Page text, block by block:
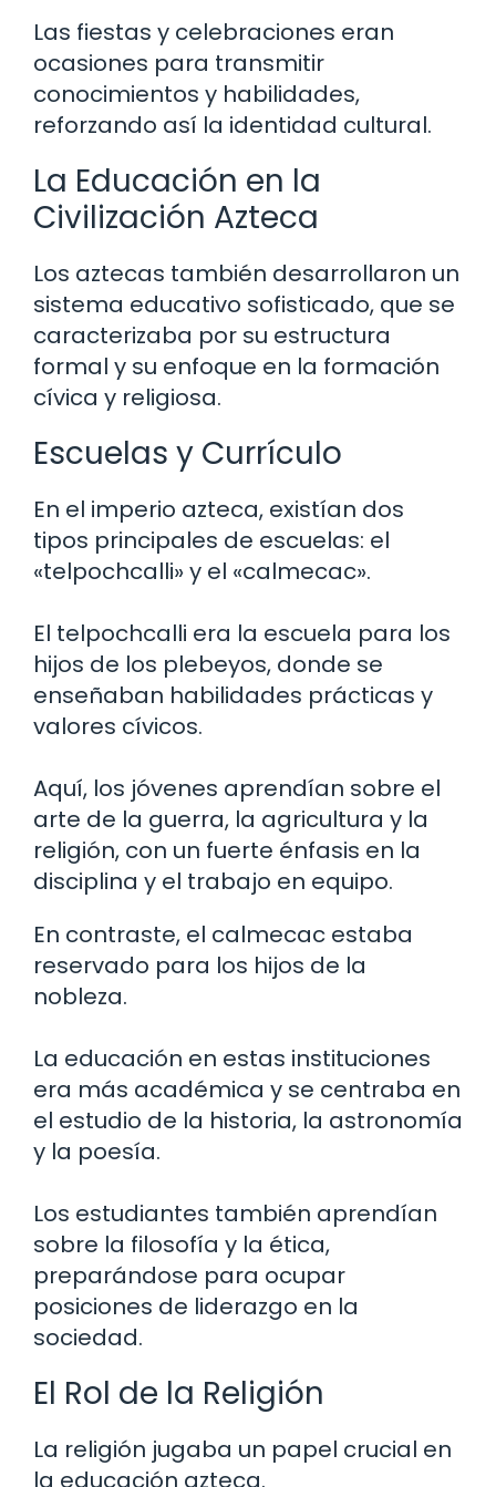
Las fiestas y celebraciones eran
ocasiones para transmitir
conocimientos y habilidades,
reforzando así la identidad cultural.
La Educación en la
Civilización Azteca
Los aztecas también desarrollaron un
sistema educativo sofisticado, que se
caracterizaba por su estructura
formal y su enfoque en la formación
cívica y religiosa.
Escuelas y Currículo
En el imperio azteca, existían dos
tipos principales de escuelas: el
«telpochcalli» y el «calmecac».
El telpochcalli era la escuela para los
hijos de los plebeyos, donde se
enseñaban habilidades prácticas y
valores cívicos.
Aquí, los jóvenes aprendían sobre el
arte de la guerra, la agricultura y la
religión, con un fuerte énfasis en la
disciplina y el trabajo en equipo.
En contraste, el calmecac estaba
reservado para los hijos de la
nobleza.
La educación en estas instituciones
era más académica y se centraba en
el estudio de la historia, la astronomía
y la poesía.
Los estudiantes también aprendían
sobre la filosofía y la ética,
preparándose para ocupar
posiciones de liderazgo en la
sociedad.
El Rol de la Religión
La religión jugaba un papel crucial en
la educación azteca.